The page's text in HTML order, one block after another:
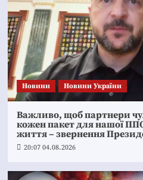
Новини Новини України
Важливо, щоб партнери
кожен пакет для нашої
життя – звернення
20:07 04.08.2026